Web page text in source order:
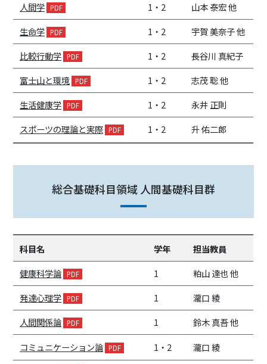
人間学
1・2
山本 泰宏 他
生命学
1・2
宇賀 美奈子 他
比較行動学
1・2
長谷川 真紀子
富士山と環境
1・2
志茂 聡 他
生活健康学
1・2
永井 正則
スポーツの理論と実際
1・2 升 佑二郎
総合基礎科目領域 人間基礎科目群
科目名 学年
担当教員
健康科学論
1
粕山 達也 他
発達心理学
1
瀧口 綾
人間関係論
1
鈴木 真吾 他
コミュニケーション論
1・2
瀧口 綾